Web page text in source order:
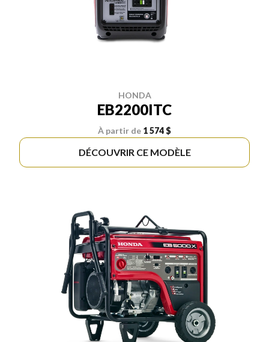
HONDA
EB2200ITC
À partir de 1 574 $
DÉCOUVRIR CE MODÈLE